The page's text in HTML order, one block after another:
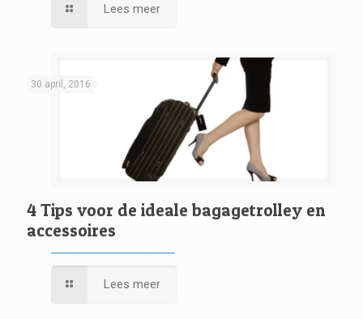
Lees meer
30 april, 2016
4 Tips voor de ideale bagagetrolley en
accessoires
Lees meer